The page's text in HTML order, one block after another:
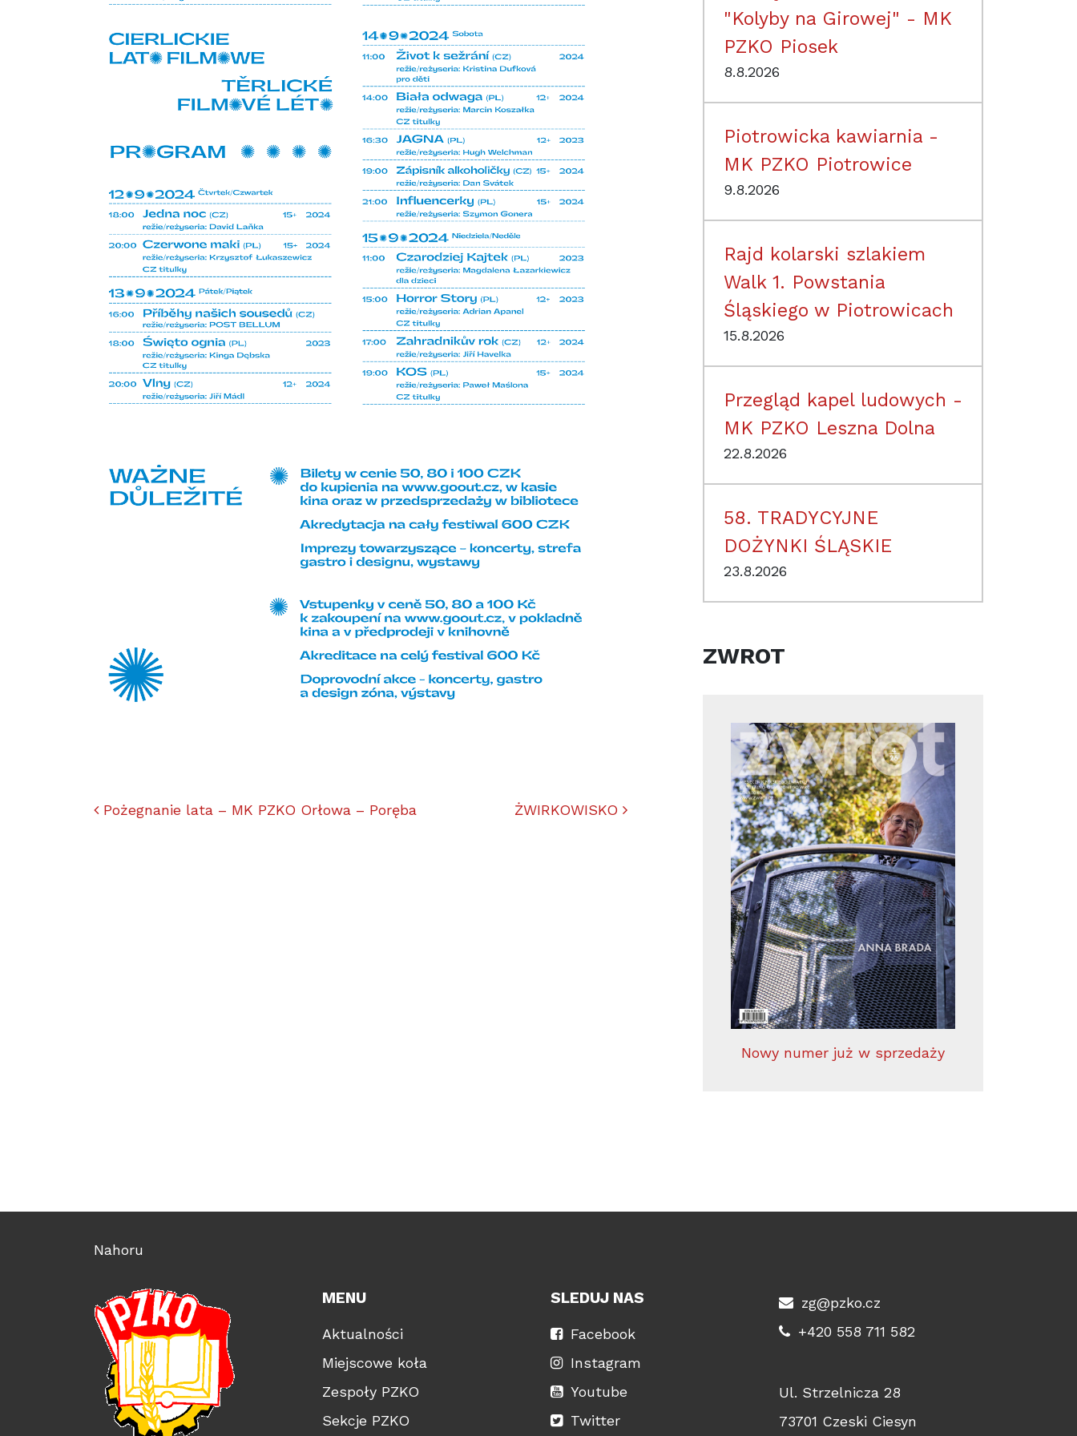
Nawigacja po artykułach
Pożegnanie lata – MK PZKO Orłowa – Poręba ŻWIRKOWISKO
"Kolyby na Girowej" - MK
PZKO Piosek
8.8.2026
Piotrowicka kawiarnia -
MK PZKO Piotrowice
9.8.2026
Rajd kolarski szlakiem
Walk 1. Powstania
Śląskiego w Piotrowicach
15.8.2026
Przegląd kapel ludowych -
MK PZKO Leszna Dolna
22.8.2026
58. TRADYCYJNE
DOŻYNKI ŚLĄSKIE
23.8.2026
ZWROT
Nowy numer już w sprzedaży
Nahoru
MENU
Aktualności
Miejscowe koła
Zespoły PZKO
Sekcje PZKO
SLEDUJ NAS
Facebook
Instagram
Youtube
Twitter
zg@pzko.cz
+420 558 711 582
Ul. Strzelnicza 28
73701 Czeski Ciesyn